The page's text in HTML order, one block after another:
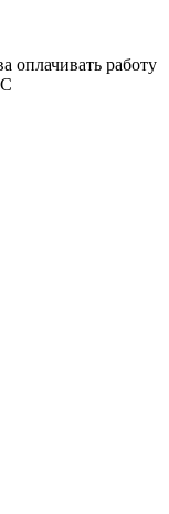
оплачивать работу